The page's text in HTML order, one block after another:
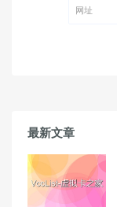
最新文章